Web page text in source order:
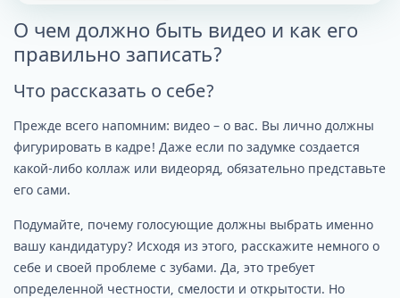
О чем должно быть видео и как его
правильно записать?
Что рассказать о себе?
Прежде всего напомним: видео – о вас. Вы лично должны
фигурировать в кадре! Даже если по задумке создается
какой-либо коллаж или видеоряд, обязательно представьте
его сами.
Подумайте, почему голосующие должны выбрать именно
вашу кандидатуру? Исходя из этого, расскажите немного о
себе и своей проблеме с зубами. Да, это требует
определенной честности, смелости и открытости. Но